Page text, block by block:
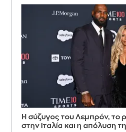
Η σύζυγος του Λεμπρόν, το
στην Ιταλία και η απόλυση